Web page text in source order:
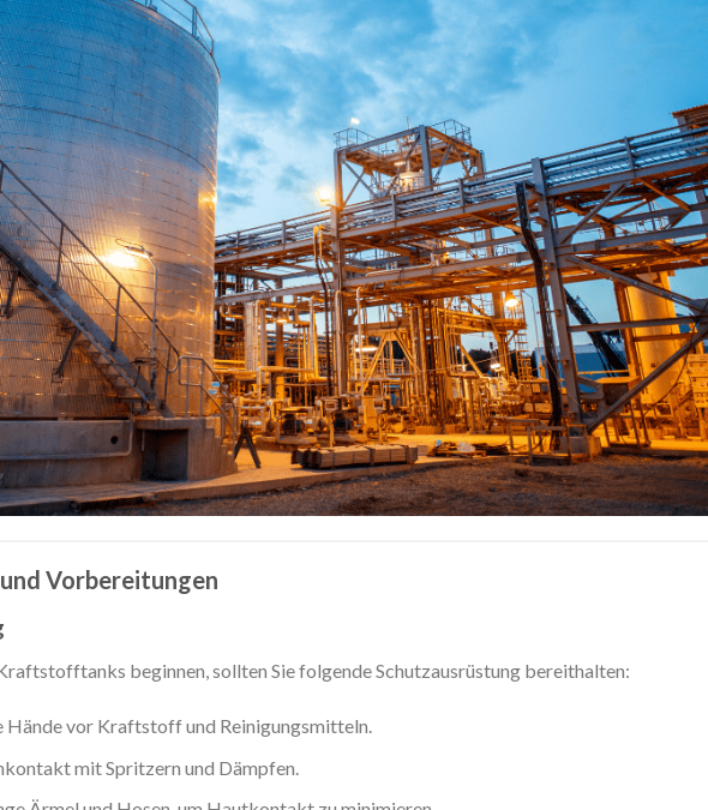
Vorbereitungen
beginnen, sollten Sie folgende Schutzausrüstung bereithalten:
Hände vor Kraftstoff und Reinigungsmitteln.
mit Spritzern und Dämpfen.